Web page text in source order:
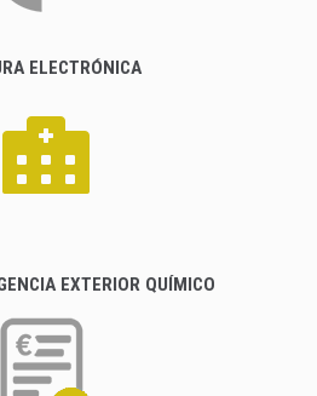
ELECTRÓNICA
EXTERIOR QUÍMICO